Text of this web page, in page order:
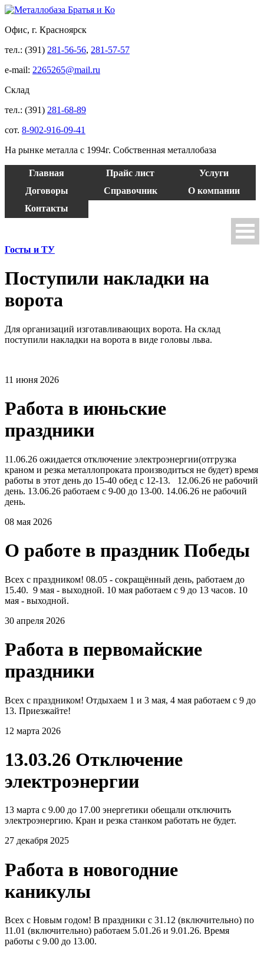
Офис, г. Красноярск
тел.: (391) 281-56-56, 281-57-57
e-mail: 2265265@mail.ru
Склад
тел.: (391) 281-68-89
сот. 8-902-916-09-41
На рынке металла с 1994г. Собственная металлобаза
Главная Прайс лист
Услуги
Договоры
Справочник
О компании
Контакты
Госты и ТУ
Поступили накладки на
ворота
Для организаций изготавливающих ворота. На склад
поступили накладки на ворота в виде головы льва.
11 июня 2026
Работа в июньские
праздники
11.06.26 ожидается отключение электроэнергии(отгрузка
краном и резка металлопроката производиться не будет) время
работы в этот день до 15-40 обед с 12-13. 12.06.26 не рабочий
день. 13.06.26 работаем с 9-00 до 13-00. 14.06.26 не рабочий
день.
08 мая 2026
О работе в праздник Победы
Всех с праздником! 08.05 - сокращённый день, работаем до
15.40. 9 мая - выходной. 10 мая работаем с 9 до 13 часов. 10
мая - выходной.
30 апреля 2026
Работа в первомайские
праздники
Всех с праздником! Отдыхаем 1 и 3 мая, 4 мая работаем с 9 до
13. Приезжайте!
12 марта 2026
13.03.26 Отключение
электроэнергии
13 марта с 9.00 до 17.00 энергетики обещали отключить
электроэнергию. Кран и резка станком работать не будет.
27 декабря 2025
Работа в новогодние
каникулы
Всех с Новым годом! В праздники с 31.12 (включительно) по
11.01 (включительно) работаем 5.01.26 и 9.01.26. Время
работы с 9.00 до 13.00.